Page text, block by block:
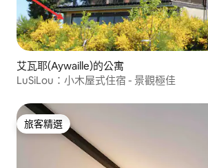
艾瓦耶(Aywaille)的公寓
LuSiLou：小木屋式住宿 - 景觀極佳
旅客精選
旅客精選